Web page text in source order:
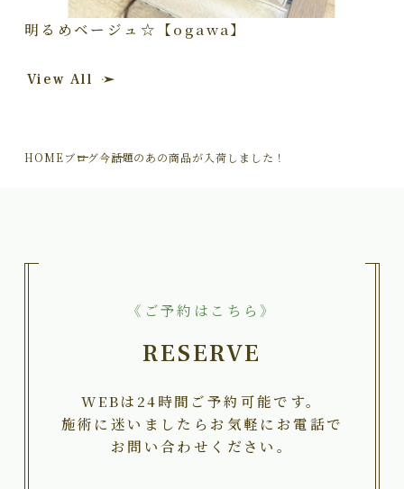
明るめベージュ☆【ogawa】
View All
HOMEブログ今話題のあの商品が入荷しました！
《ご予約はこちら》
RESERVE
WEBは24時間ご予約可能です。
施術に迷いましたらお気軽にお電話で
お問い合わせください。